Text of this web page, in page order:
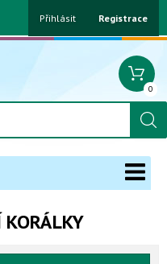
Přihlásit Registrace
0
KORÁLKY